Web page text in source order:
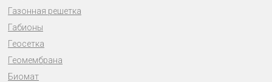
Газонная решетка
Габионы
Геосетка
Геомембрана
Биомат